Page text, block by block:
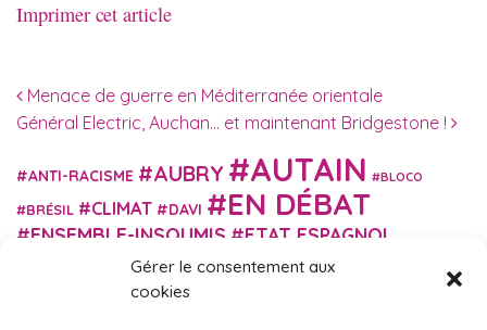
Gérer le consentement aux
cookies
Imprimer cet article
Navigation des articles
Menace de guerre en Méditerranée orientale
Général Electric, Auchan… et maintenant Bridgestone !
ANTI-RACISME AUBRY AUTAIN BLOCO
BRÉSIL CLIMAT DAVI EN DÉBAT
ENSEMBLE-INSOUMIS ETAT ESPAGNOL
EUROPE EXTRÊME DROITE FASCISME
FRANCE INSOUMISE